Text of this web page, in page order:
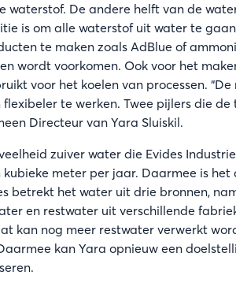
waterstof. De andere helft van de
is om alle waterstof uit water te
te maken zoals AdBlue of
wordt voorkomen. Ook voor het
voor het koelen van processen.
te werken. Twee pijlers die
Directeur van Yara Sluiskil.
zuiver water die Evides
kubieke meter per jaar. Daarmee is
betrekt het water uit drie bronnen,
en restwater uit verschillende
kan nog meer restwater verwerkt
kan Yara opnieuw een